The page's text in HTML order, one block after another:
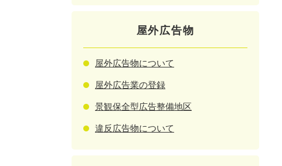
屋外広告物
屋外広告物について
屋外広告業の登録
景観保全型広告整備地区
違反広告物について